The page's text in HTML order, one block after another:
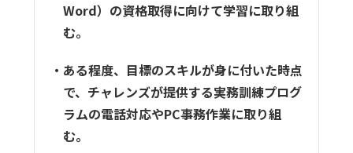
Word）の資格取得に向けて学習に取り組
む。
・ある程度、目標のスキルが身に付いた時点
で、チャレンズが提供する実務訓練プログ
ラムの電話対応やPC事務作業に取り組
む。